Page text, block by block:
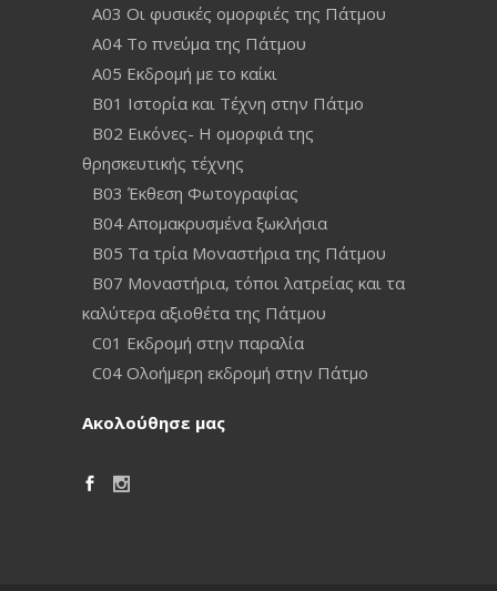
A03 Οι φυσικές ομορφιές της Πάτμου
Α04 Το πνεύμα της Πάτμου
Α05 Εκδρομή με το καίκι
Β01 Ιστορία και Τέχνη στην Πάτμο
Β02 Εικόνες- Η ομορφιά της
θρησκευτικής τέχνης
Β03 Έκθεση Φωτογραφίας
Β04 Απομακρυσμένα ξωκλήσια
Β05 Τα τρία Μοναστήρια της Πάτμου
Β07 Μοναστήρια, τόποι λατρείας και τα
καλύτερα αξιοθέτα της Πάτμου
C01 Εκδρομή στην παραλία
C04 Ολοήμερη εκδρομή στην Πάτμο
Ακολούθησε μας